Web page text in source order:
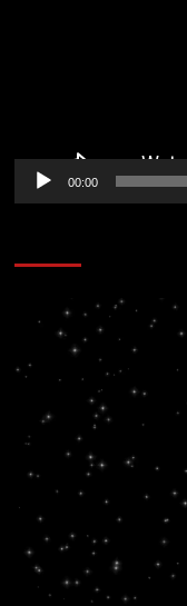
00:00
Reproductor
vídeo